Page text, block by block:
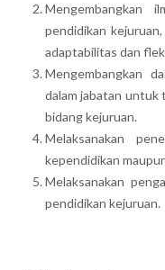
Mengembangkan
pendidikan
adaptabilitas dan
Mengembangkan
dalam jabatan untuk
bidang kejuruan.
Melaksanakan
kependidikan
Melaksanakan
pendidikan kejuruan.